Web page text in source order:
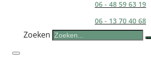
06 - 48 59 63 19
06 - 13 70 40 68
Zoeken